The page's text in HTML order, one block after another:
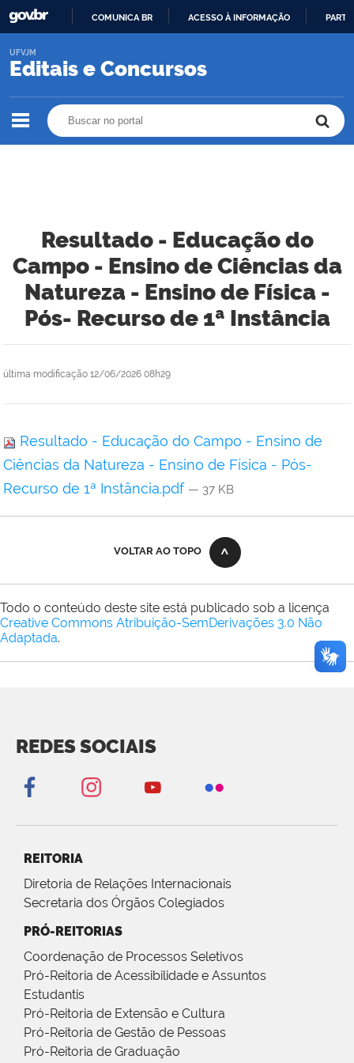
O
COMUNICA BR ACESSO À INFORMAÇÃO
Editais e Concursos
UFVJM
Resultado - Educação do
Campo - Ensino de Ciências da
Natureza - Ensino de Física -
Pós- Recurso de 1ª Instância
última modificação 12/06/2026 08h29
Resultado - Educação do Campo - Ensino de
Ciências da Natureza - Ensino de Física - Pós-
Recurso de 1ª Instância.pdf — 37 KB
VOLTAR AO TOPO
Todo o conteúdo deste site está publicado sob a licença
Creative Commons Atribuição-SemDerivações 3.0 Não
Adaptada.
REDES SOCIAIS
REITORIA
Diretoria de Relações Internacionais
Secretaria dos Órgãos Colegiados
PRÓ-REITORIAS
Coordenação de Processos Seletivos
Pró-Reitoria de Acessibilidade e Assuntos
Estudantis
Pró-Reitoria de Extensão e Cultura
Pró-Reitoria de Gestão de Pessoas
Pró-Reitoria de Graduação